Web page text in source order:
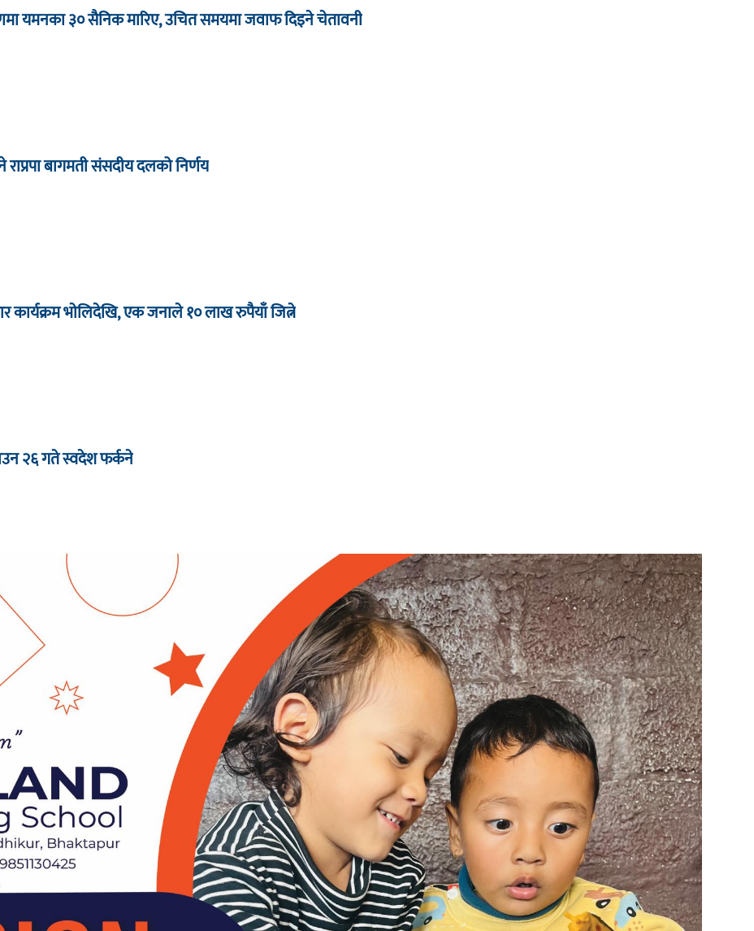
यमनका ३० सैनिक मारिए, उचित समयमा जवाफ दिइने चेतावनी
बागमती संसदीय दलको निर्णय
कार्यक्रम भाेलिदेखि, एक जनाले १० लाख रुपैयाँ जित्ने
२६ गते स्वदेश फर्कने